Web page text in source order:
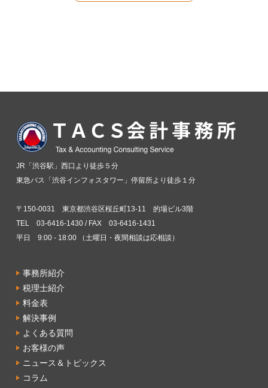
JR「渋谷駅」西口より徒歩５分
東急バス「渋谷インフォスタワー」停留所より徒歩１分
〒150-0031 東京都渋谷区桜丘町13-11 的場ビル3階
TEL 03-6416-1430 / FAX 03-6416-1431
平日 9:00 - 18:00 （土曜日・夜間相談は応相談）
事務所紹介
税理士紹介
料金表
解決事例
よくある質問
お客様の声
ニュース＆トピックス
コラム